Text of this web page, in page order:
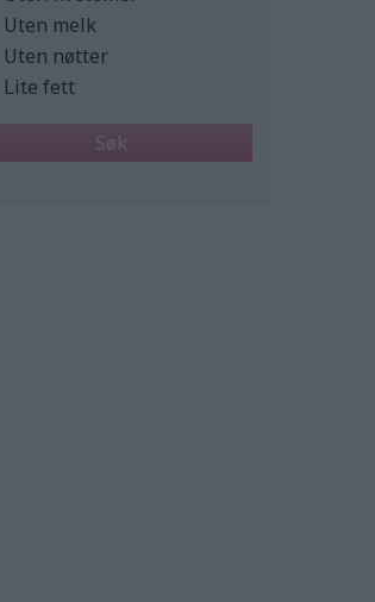
Uten melk
Uten nøtter
Lite fett